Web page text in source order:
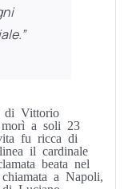
di Vittorio
morì a soli 23
fu ricca di
il cardinale
beata nel
a Napoli,